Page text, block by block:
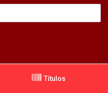
Títulos